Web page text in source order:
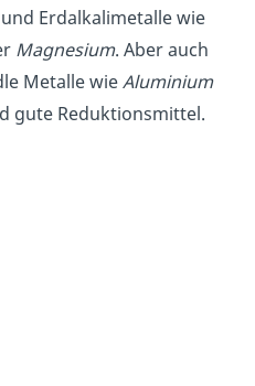
Erdalkalimetalle wie
Magnesium. Aber auch
Metalle wieAluminium
gute Reduktionsmittel.